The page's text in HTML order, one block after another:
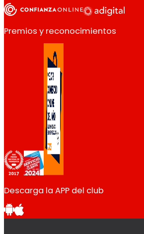
Premios y reconocimientos
Descarga la APP del club